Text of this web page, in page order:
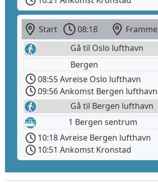
Start 08:18 Framme
Gå til Oslo lufthavn
Bergen
08:55 Avreise Oslo lufthavn
09:56 Ankomst Bergen lufthavn
Gå til Bergen lufthavn
1 Bergen sentrum
10:18 Avreise Bergen lufthavn
10:51 Ankomst Kronstad